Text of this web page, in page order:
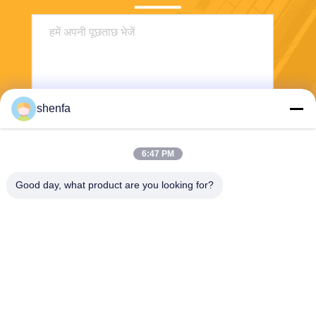
shenfa
6:47 PM
Good day, what product are you looking for?